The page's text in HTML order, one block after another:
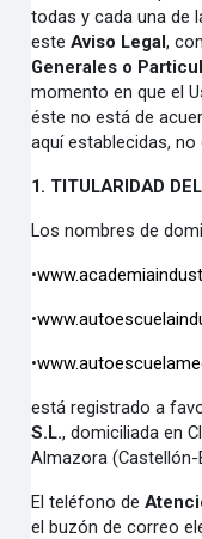
todas y cada una de
esteAviso Legal,
Generales o
momento en que el
éste no está de
aquí establecidas,
1. TITULARIDAD
Los nombres de
•
•
•
está registrado a
S.L.,domiciliada en
Almazora (Castellón-
El teléfono de
el buzón de correo